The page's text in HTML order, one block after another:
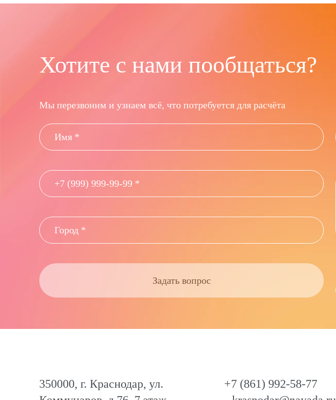
Хотите с нами пообщаться?
Мы перезвоним и узнаем всё, что потребуется для расчёта
Задать вопрос
350000, г. Краснодар, ул.
+7 (861) 992-58-77